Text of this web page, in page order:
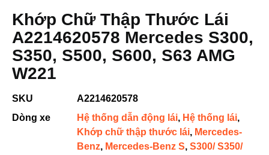
Khớp Chữ Thập Thước Lái
A2214620578 Mercedes S300,
S350, S500, S600, S63 AMG
W221
SKU
A2214620578
Dòng xe
Hệ thống dẫn động lái, Hệ thống lái,
Khớp chữ thập thước lái, Mercedes-
Benz, Mercedes-Benz S, S300/ S350/